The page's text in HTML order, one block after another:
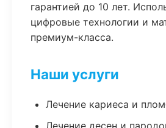
гарантией до 10 лет.
цифровые технологии и
премиум-класса.
Наши услуги
Лечение кариеса и
Лечение десен и